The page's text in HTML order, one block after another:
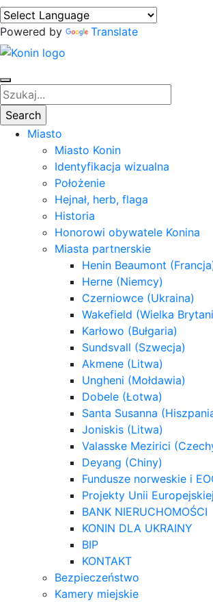
Powered by Translate
Miasto
Miasto Konin
Identyfikacja wizualna
Położenie
Hejnał, herb, flaga
Historia
Honorowi obywatele Konina
Miasta partnerskie
Henin Beaumont
Herne (Niemcy)
Czerniowce (Ukraina)
Wakefield (Wielka
Karłowo (Bułgaria)
Sundsvall (Szwecja)
Akmene (Litwa)
Ungheni (Mołdawia)
Dobele (Łotwa)
Santa Susanna
Joniskis (Litwa)
Valasske Mezirici
Deyang (Chiny)
Fundusze norweskie i
Projekty Unii Europejskiej
BANK NIERUCHOMOŚCI
KONIN DLA UKRAINY
BIP
KONTAKT
Bezpieczeństwo
Kamery miejskie